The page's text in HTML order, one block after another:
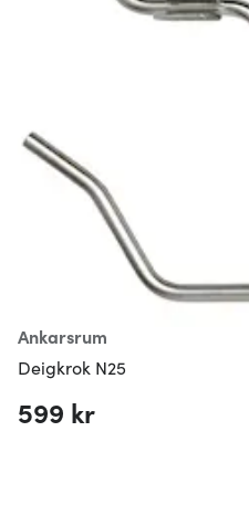
Ankarsrum
Deigkrok N25
599 kr